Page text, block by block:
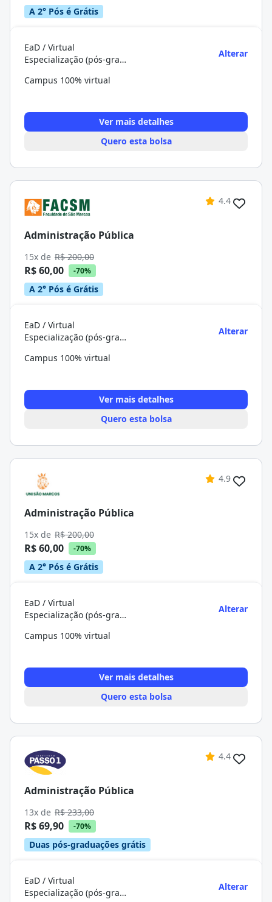
A 2° Pós é Grátis
EaD / Virtual
Especialização (pós-graduação)
Alterar
Campus 100% virtual
Ver mais detalhes
Quero esta bolsa
4.4
Administração Pública
15x de R$ 200,00
R$ 60,00 -70%
A 2° Pós é Grátis
EaD / Virtual
Especialização (pós-graduação)
Alterar
Campus 100% virtual
Ver mais detalhes
Quero esta bolsa
4.9
Administração Pública
15x de R$ 200,00
R$ 60,00 -70%
A 2° Pós é Grátis
EaD / Virtual
Especialização (pós-graduação)
Alterar
Campus 100% virtual
Ver mais detalhes
Quero esta bolsa
4.4
Administração Pública
13x de R$ 233,00
R$ 69,90 -70%
Duas pós-graduações grátis
EaD / Virtual
Especialização (pós-graduação)
Alterar